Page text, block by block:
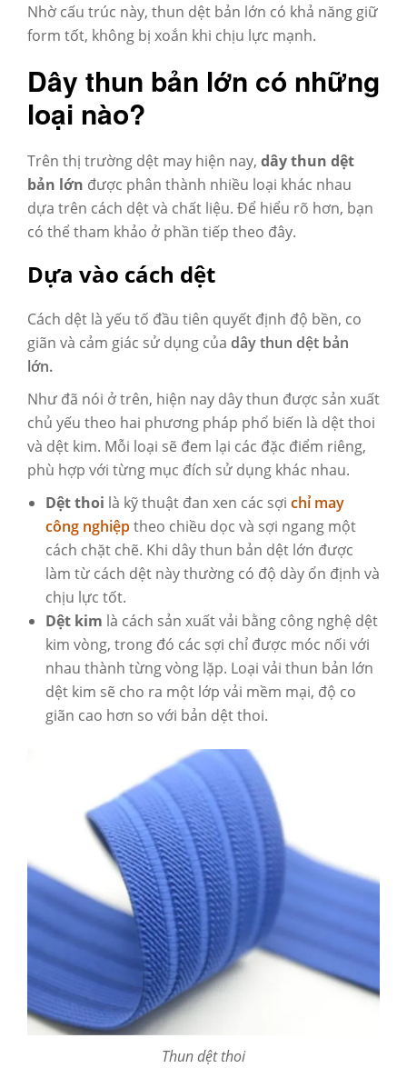
Nhờ cấu trúc này, thun dệt bản lớn có khả năng giữ
form tốt, không bị xoắn khi chịu lực mạnh.
Dây thun bản lớn có những
loại nào?
Trên thị trường dệt may hiện nay, dây thun dệt
bản lớn được phân thành nhiều loại khác nhau
dựa trên cách dệt và chất liệu. Để hiểu rõ hơn, bạn
có thể tham khảo ở phần tiếp theo đây.
Dựa vào cách dệt
Cách dệt là yếu tố đầu tiên quyết định độ bền, co
giãn và cảm giác sử dụng của dây thun dệt bản
lớn.
Như đã nói ở trên, hiện nay dây thun được sản xuất
chủ yếu theo hai phương pháp phổ biến là dệt thoi
và dệt kim. Mỗi loại sẽ đem lại các đặc điểm riêng,
phù hợp với từng mục đích sử dụng khác nhau.
Dệt thoi là kỹ thuật đan xen các sợi chỉ may
công nghiệptheo chiều dọc và sợi ngang một
cách chặt chẽ. Khi dây thun bản dệt lớn được
làm từ cách dệt này thường có độ dày ổn định và
chịu lực tốt.
Dệt kim là cách sản xuất vải bằng công nghệ dệt
kim vòng, trong đó các sợi chỉ được móc nối với
nhau thành từng vòng lặp. Loại vải thun bản lớn
dệt kim sẽ cho ra một lớp vải mềm mại, độ co
giãn cao hơn so với bản dệt thoi.
Thun dệt thoi